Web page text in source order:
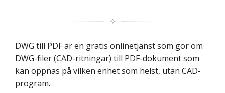
✧
DWG till PDF är en gratis onlinetjänst som gör om
DWG-filer (CAD-ritningar) till PDF-dokument som
kan öppnas på vilken enhet som helst, utan CAD-
program.